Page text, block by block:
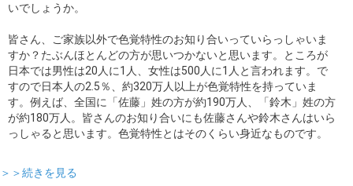
いでしょうか。
皆さん、ご家族以外で色覚特性のお知り合いっていらっしゃいま
すか？たぶんほとんどの方が思いつかないと思います。ところが
日本では男性は20人に1人、女性は500人に1人と言われます。で
すので日本人の2.5％、約320万人以上が色覚特性を持っていま
す。例えば、全国に「佐藤」姓の方が約190万人、「鈴木」姓の方
が約180万人。皆さんのお知り合いにも佐藤さんや鈴木さんはいら
っしゃると思います。色覚特性とはそのくらい身近なものです。
＞＞続きを見る